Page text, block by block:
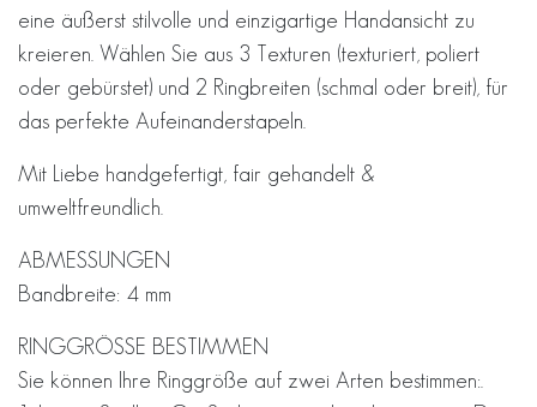
eine äußerst stilvolle und einzigartige Handansicht zu
kreieren. Wählen Sie aus 3 Texturen (texturiert, poliert
oder gebürstet) und 2 Ringbreiten (schmal oder breit), für
das perfekte Aufeinanderstapeln.
Mit Liebe handgefertigt, fair gehandelt &
umweltfreundlich.
ABMESSUNGEN
Bandbreite: 4 mm
RINGGRÖSSE BESTIMMEN
Sie können Ihre Ringgröße auf zwei Arten bestimmen:.